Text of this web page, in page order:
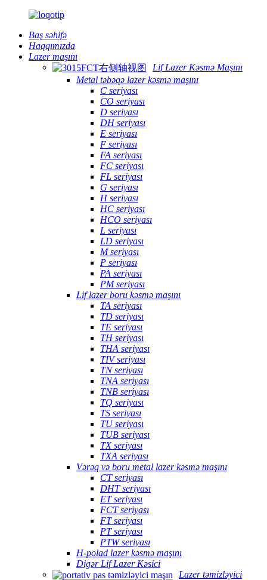
Baş səhifə
Haqqımızda
Lazer maşını
Lif Lazer Kəsmə Maşını
Metal təbəqə lazer kəsmə maşını
C seriyası
CO seriyası
D seriyası
DH seriyası
E seriyası
F seriyası
FA seriyası
FC seriyası
FL seriyası
G seriyası
H seriyası
HC seriyası
HCO seriyası
L seriyası
LD seriyası
M seriyası
P seriyası
PA seriyası
PM seriyası
Lif lazer boru kəsmə maşını
TA seriyası
TD seriyası
TE seriyası
TH seriyası
THA seriyası
TIV seriyası
TN seriyası
TNA seriyası
TNB seriyası
TQ seriyası
TS seriyası
TU seriyası
TUB seriyası
TX seriyası
TXA seriyası
Vərəq və boru metal lazer kəsmə maşını
CT seriyası
DHT seriyası
ET seriyası
FCT seriyası
FT seriyası
PT seriyası
PTW seriyası
H-polad lazer kəsmə maşını
Digər Lif Lazer Kəsici
Lazer təmizləyici